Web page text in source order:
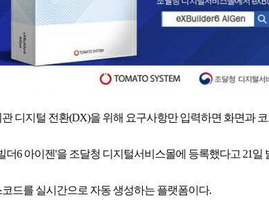
디지털 전환(DX)을 위해 요구사항만 입력하면 화면과
6 아이젠'을 조달청 디지털서비스몰에 등록했다고 21일
드를 실시간으로 자동 생성하는 플랫폼이다.